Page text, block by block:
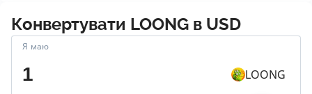
Конвертувати LOONG в USD
Я маю
LOONG